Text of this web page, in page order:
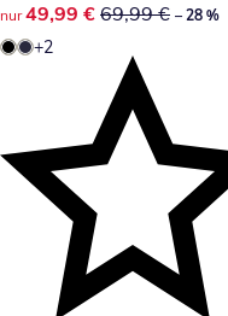
reduzierter Preis 49,99
nur 49,99 € 69,99 € – 28 %
+2